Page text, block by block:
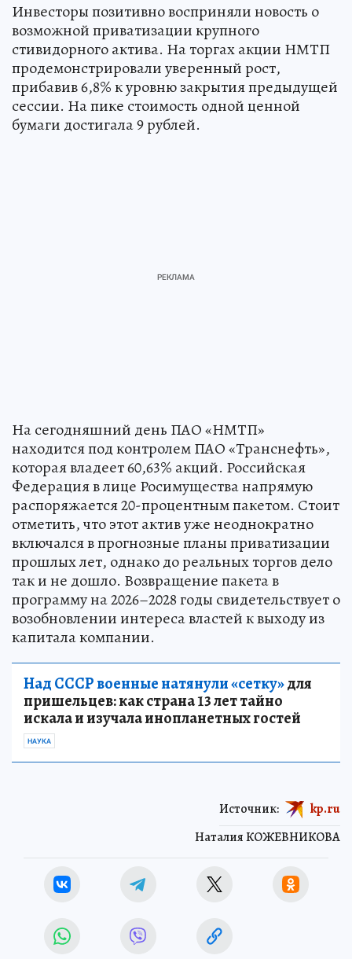
Инвесторы позитивно восприняли новость о
возможной приватизации крупного
стивидорного актива. На торгах акции НМТП
продемонстрировали уверенный рост,
прибавив 6,8% к уровню закрытия предыдущей
сессии. На пике стоимость одной ценной
бумаги достигала 9 рублей.
На сегодняшний день ПАО «НМТП»
находится под контролем ПАО «Транснефть»,
которая владеет 60,63% акций. Российская
Федерация в лице Росимущества напрямую
распоряжается 20-процентным пакетом. Стоит
отметить, что этот актив уже неоднократно
включался в прогнозные планы приватизации
прошлых лет, однако до реальных торгов дело
так и не дошло. Возвращение пакета в
программу на 2026–2028 годы свидетельствует о
возобновлении интереса властей к выходу из
капитала компании.
Над СССР военные натянули «сетку»для
пришельцев: как страна 13 лет тайно
искала и изучала инопланетных гостей
НАУКА
Наталия КОЖЕВНИКОВА
Источник: kp.ru